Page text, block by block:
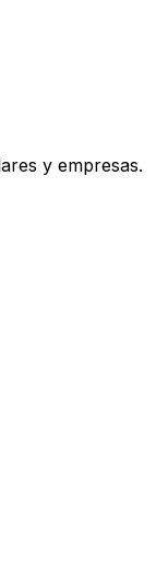
y empresas.